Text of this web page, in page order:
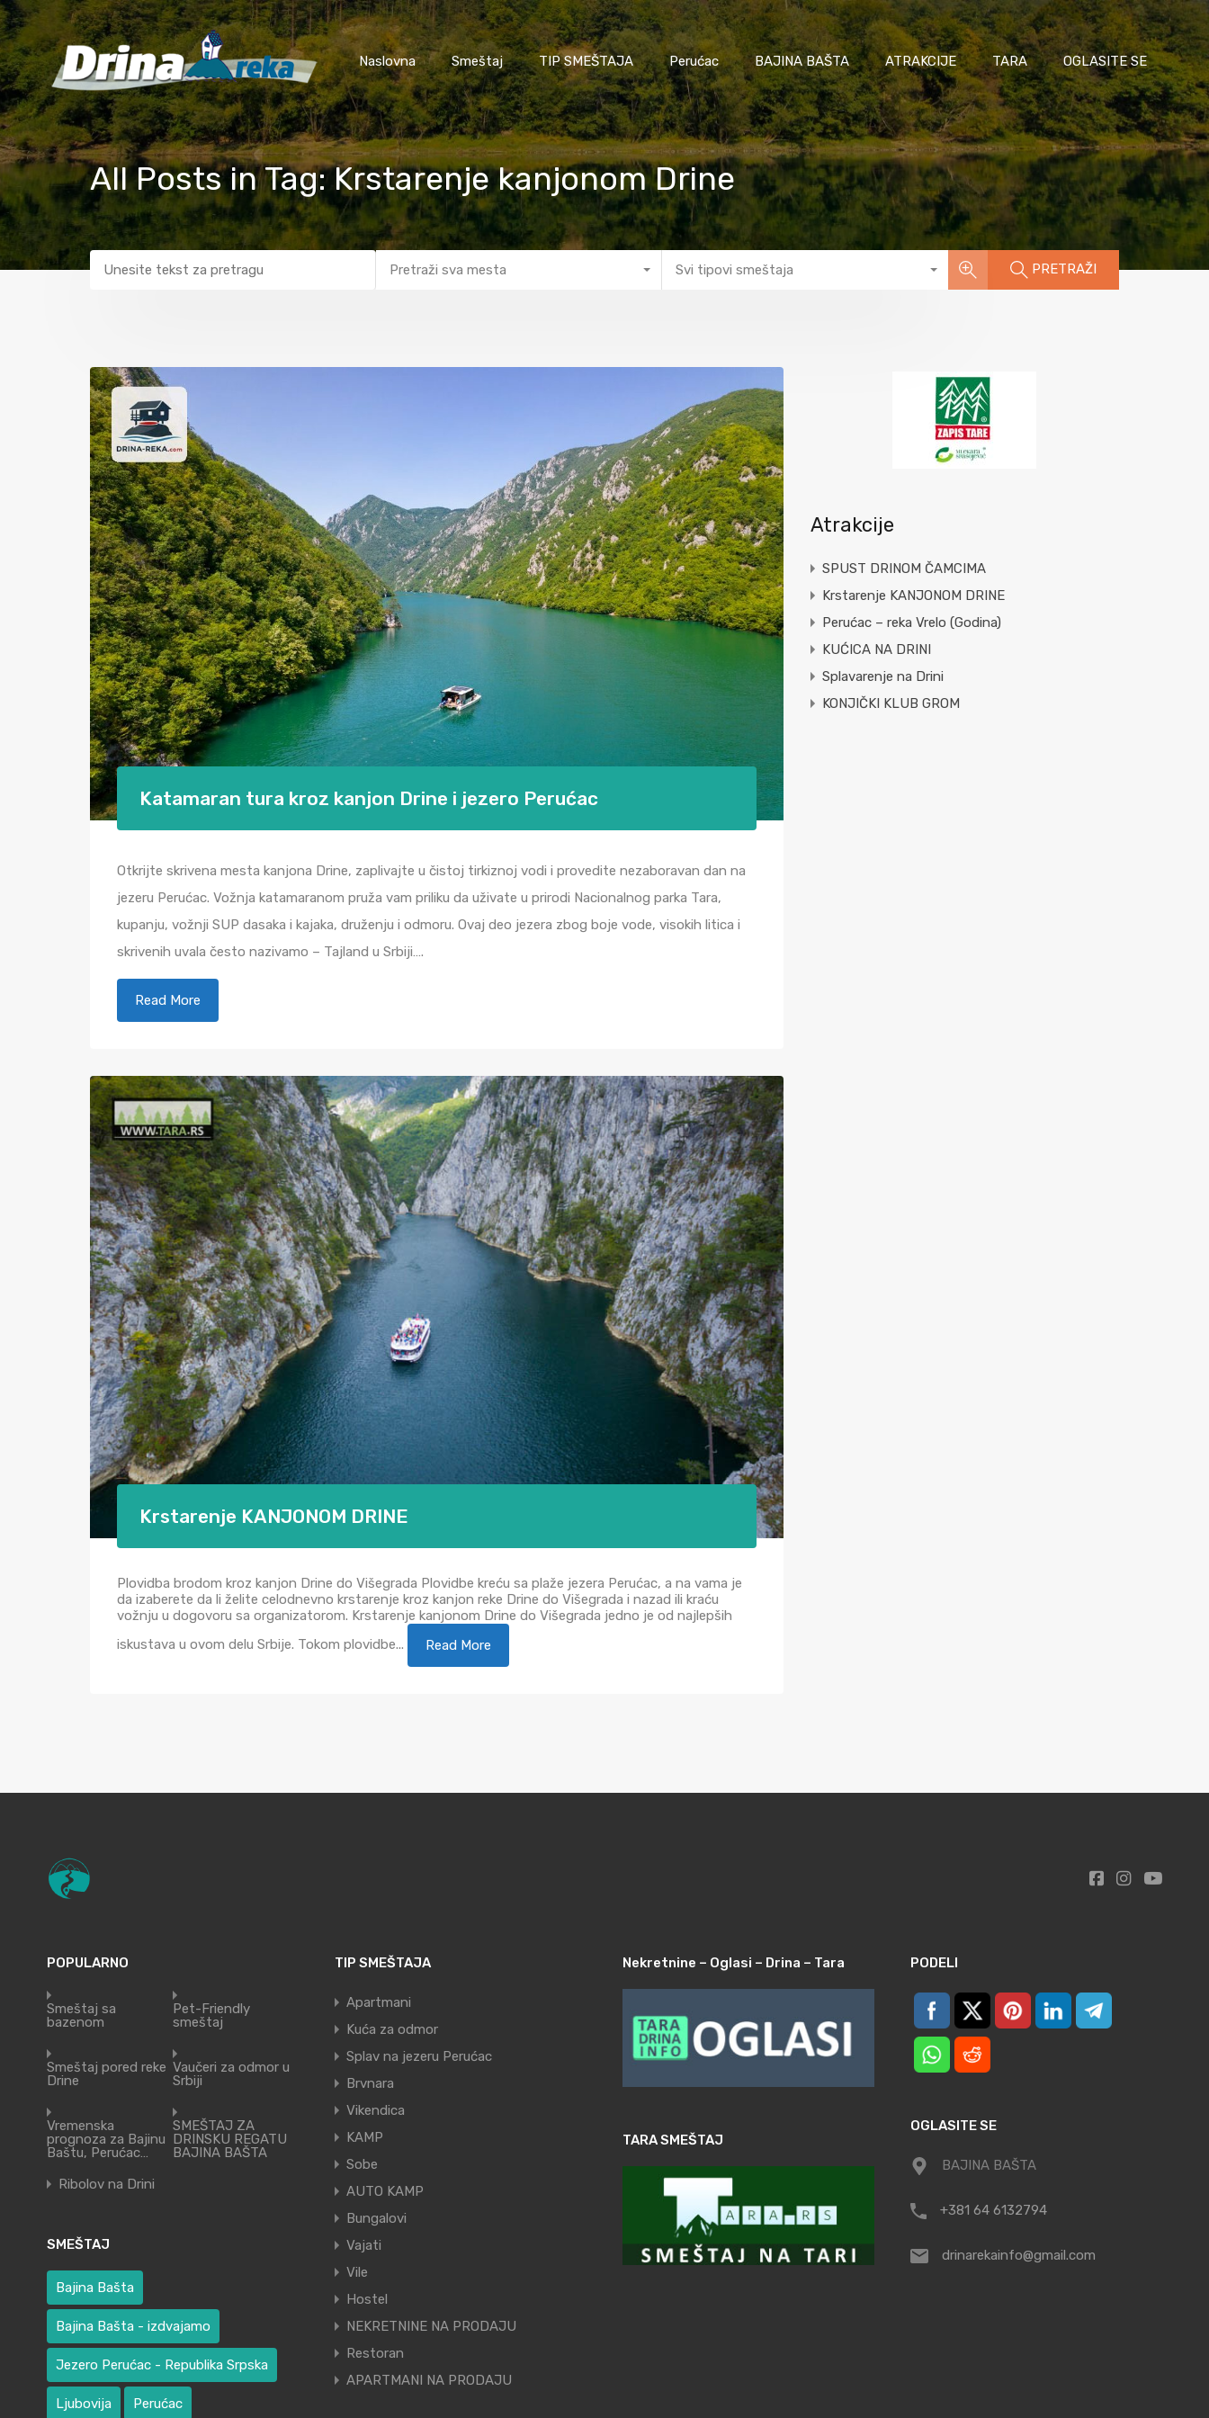
Naslovna Smeštaj TIP SMEŠTAJA Perućac BAJINA BAŠTA ATRAKCIJE TARA OGLASITE SE
All Posts in Tag: Krstarenje kanjonom Drine
Pretraži sva mesta Svi tipovi smeštaja PRETRAŽI
Katamaran tura kroz kanjon Drine i jezero Perućac
Otkrijte skrivena mesta kanjona Drine, zaplivajte u čistoj tirkiznoj vodi i provedite nezaboravan dan na
jezeru Perućac. Vožnja katamaranom pruža vam priliku da uživate u prirodi Nacionalnog parka Tara,
kupanju, vožnji SUP dasaka i kajaka, druženju i odmoru. Ovaj deo jezera zbog boje vode, visokih litica i
skrivenih uvala često nazivamo – Tajland u Srbiji….
Read More
Krstarenje KANJONOM DRINE
Plovidba brodom kroz kanjon Drine do Višegrada Plovidbe kreću sa plaže jezera Perućac, a na vama je
da izaberete da li želite celodnevno krstarenje kroz kanjon reke Drine do Višegrada i nazad ili kraću
vožnju u dogovoru sa organizatorom. Krstarenje kanjonom Drine do Višegrada jedno je od najlepših
iskustava u ovom delu Srbije. Tokom plovidbe...
Read More
Atrakcije
SPUST DRINOM ČAMCIMA
Krstarenje KANJONOM DRINE
Perućac – reka Vrelo (Godina)
KUĆICA NA DRINI
Splavarenje na Drini
KONJIČKI KLUB GROM
POPULARNO
Smeštaj sa
bazenom
Pet-Friendly
smeštaj
Smeštaj pored reke
Drine
Vaučeri za odmor u
Srbiji
Vremenska
prognoza za Bajinu
Baštu, Perućac…
SMEŠTAJ ZA
DRINSKU REGATU
BAJINA BAŠTA
Ribolov na Drini
SMEŠTAJ
Bajina Bašta
Bajina Bašta - izdvajamo
Jezero Perućac - Republika Srpska
Ljubovija Perućac
TIP SMEŠTAJA
Apartmani
Kuća za odmor
Splav na jezeru Perućac
Brvnara
Vikendica
KAMP
Sobe
AUTO KAMP
Bungalovi
Vajati
Vile
Hostel
NEKRETNINE NA PRODAJU
Restoran
APARTMANI NA PRODAJU
Nekretnine – Oglasi – Drina – Tara
TARA SMEŠTAJ
PODELI
OGLASITE SE
BAJINA BAŠTA
+381 64 6132794
drinarekainfo@gmail.com